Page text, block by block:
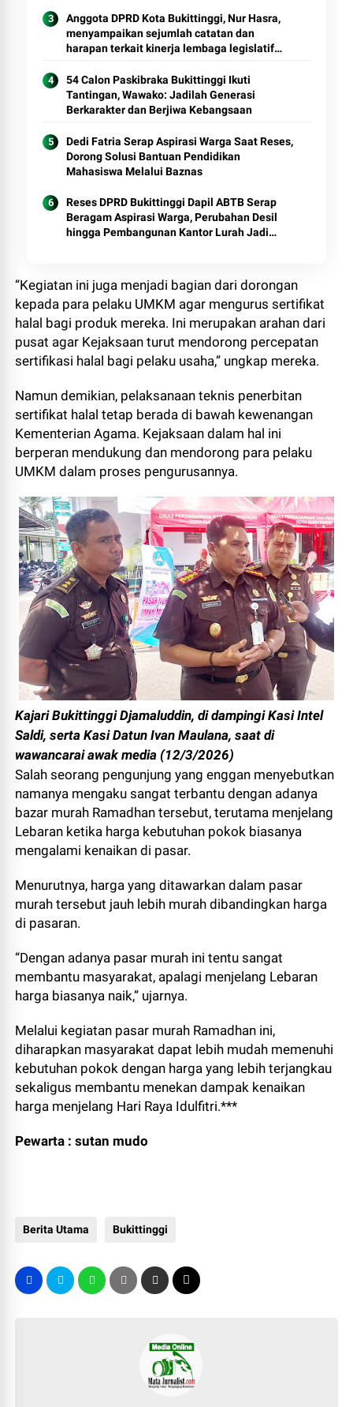
Anggota DPRD Kota Bukittinggi, Nur Hasra,
menyampaikan sejumlah catatan dan
harapan terkait kinerja lembaga legislatif
54 Calon Paskibraka Bukittinggi Ikuti
Tantingan, Wawako: Jadilah Generasi
Berkarakter dan Berjiwa Kebangsaan
Dedi Fatria Serap Aspirasi Warga Saat Reses,
Dorong Solusi Bantuan Pendidikan
Mahasiswa Melalui Baznas
Reses DPRD Bukittinggi Dapil ABTB Serap
Beragam Aspirasi Warga, Perubahan Desil
hingga Pembangunan Kantor Lurah Jadi
“Kegiatan ini juga menjadi bagian dari dorongan
kepada para pelaku UMKM agar mengurus sertifikat
halal bagi produk mereka. Ini merupakan arahan dari
pusat agar Kejaksaan turut mendorong percepatan
sertifikasi halal bagi pelaku usaha,” ungkap mereka.
Namun demikian, pelaksanaan teknis penerbitan
sertifikat halal tetap berada di bawah kewenangan
Kementerian Agama. Kejaksaan dalam hal ini
berperan mendukung dan mendorong para pelaku
UMKM dalam proses pengurusannya.
Kajari Bukittinggi Djamaluddin, di dampingi Kasi Intel
Saldi, serta Kasi Datun Ivan Maulana, saat di
wawancarai awak media (12/3/2026)
Salah seorang pengunjung yang enggan menyebutkan
namanya mengaku sangat terbantu dengan adanya
bazar murah Ramadhan tersebut, terutama menjelang
Lebaran ketika harga kebutuhan pokok biasanya
mengalami kenaikan di pasar.
Menurutnya, harga yang ditawarkan dalam pasar
murah tersebut jauh lebih murah dibandingkan harga
di pasaran.
“Dengan adanya pasar murah ini tentu sangat
membantu masyarakat, apalagi menjelang Lebaran
harga biasanya naik,” ujarnya.
Melalui kegiatan pasar murah Ramadhan ini,
diharapkan masyarakat dapat lebih mudah memenuhi
kebutuhan pokok dengan harga yang lebih terjangkau
sekaligus membantu menekan dampak kenaikan
harga menjelang Hari Raya Idulfitri.***
Pewarta : sutan mudo
Berita Utama Bukittinggi